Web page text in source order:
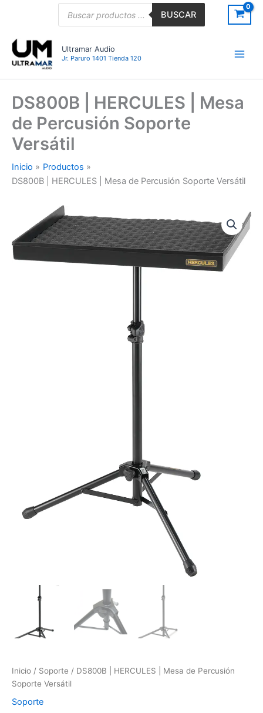
BUSCAR
Ultramar Audio
Jr. Paruro 1401 Tienda 120
DS800B | HERCULES | Mesa
de Percusión Soporte
Versátil
Inicio
Productos
DS800B | HERCULES | Mesa de Percusión Soporte Versátil
Inicio / Soporte / DS800B | HERCULES | Mesa de Percusión
Soporte Versátil
Soporte
HERCULES
|
Mesa